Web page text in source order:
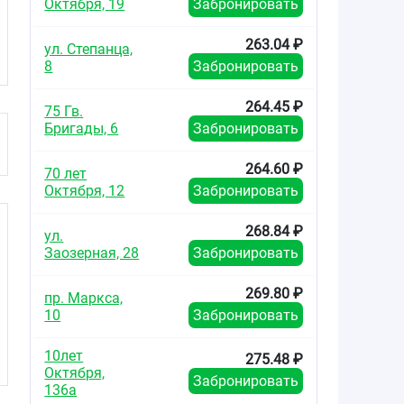
Октября, 19
Забронировать
ул. Степанца,
8
263.04 ₽
Забронировать
75 Гв.
Бригады, 6
264.45 ₽
Забронировать
70 лет
Октября, 12
264.60 ₽
Забронировать
ул.
Заозерная, 28
268.84 ₽
Забронировать
пр. Маркса,
10
269.80 ₽
Забронировать
10лет
Октября,
136а
275.48 ₽
Забронировать